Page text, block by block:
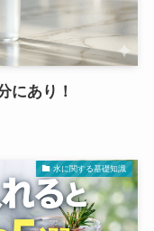
にあり！
水に関する基礎知識